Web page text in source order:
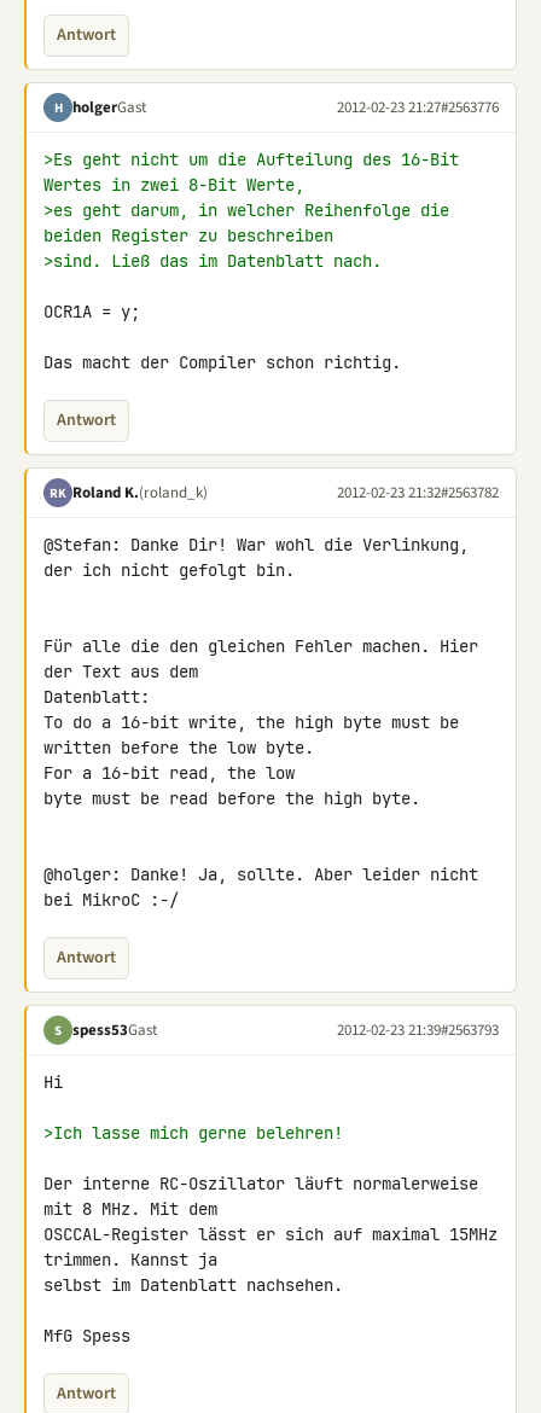
Antwort
H holgerGast 2012-02-23 21:27#2563776
>Es geht nicht um die Aufteilung des 16-Bit
Wertes in zwei 8-Bit Werte,
>es geht darum, in welcher Reihenfolge die
beiden Register zu beschreiben
>sind. Ließ das im Datenblatt nach.
OCR1A = y;
Das macht der Compiler schon richtig.
Antwort
RK Roland K.(roland_k) 2012-02-23 21:32#2563782
@Stefan: Danke Dir! War wohl die Verlinkung,
der ich nicht gefolgt bin.
Für alle die den gleichen Fehler machen. Hier
der Text aus dem
Datenblatt:
To do a 16-bit write, the high byte must be
written before the low byte.
For a 16-bit read, the low
byte must be read before the high byte.
@holger: Danke! Ja, sollte. Aber leider nicht
bei MikroC :-/
Antwort
S spess53Gast 2012-02-23 21:39#2563793
Hi
>Ich lasse mich gerne belehren!
Der interne RC-Oszillator läuft normalerweise
mit 8 MHz. Mit dem
OSCCAL-Register lässt er sich auf maximal 15MHz
trimmen. Kannst ja
selbst im Datenblatt nachsehen.
MfG Spess
Antwort